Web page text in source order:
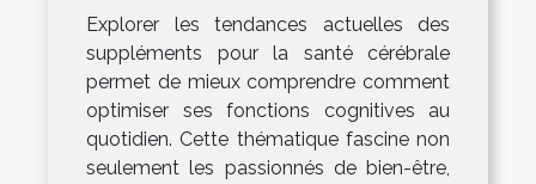
Explorer les tendances actuelles des
suppléments pour la santé cérébrale
permet de mieux comprendre comment
optimiser ses fonctions cognitives au
quotidien. Cette thématique fascine non
seulement les passionnés de bien-être,